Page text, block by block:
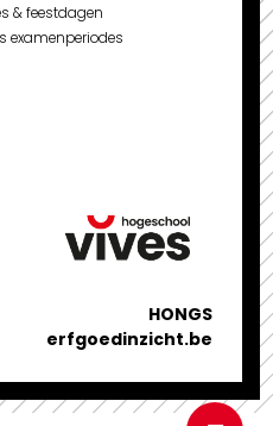
& feestdagen
examenperiodes
HONGS
erfgoedinzicht.be